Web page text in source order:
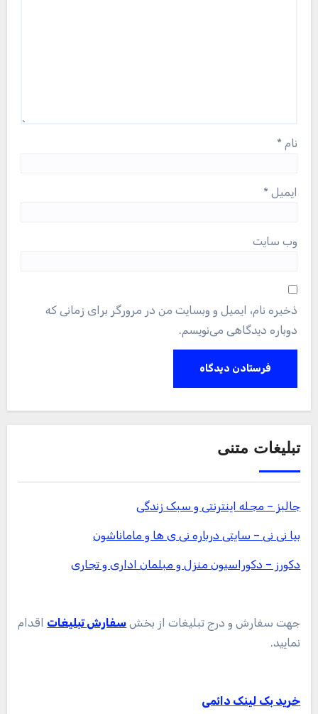
نام *
ایمیل *
وب‌ سایت
ذخیره نام، ایمیل و وبسایت من در مرورگر برای زمانی که
دوباره دیدگاهی می‌نویسم.
تبلیغات متنی
جالبز – مجله اینترنتی و سبک زندگی
بیا نی نی – سایتی درباره نی ی ها و ماماناشون
دکورز – دکوراسیون منزل و مبلمان اداری و تجاری
جهت سفارش و درج تبلیغات از بخش سفارش تبلیغات اقدام
نمایید.
خرید بک لینک دائمی